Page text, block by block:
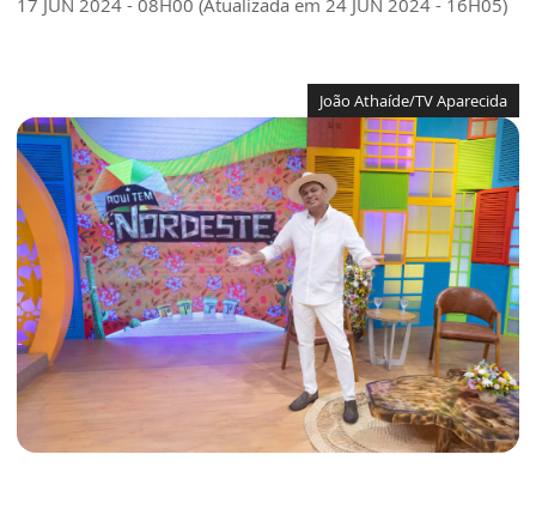
17 JUN 2024 - 08H00 (Atualizada em 24 JUN 2024 - 16H05)
João Athaíde/TV Aparecida